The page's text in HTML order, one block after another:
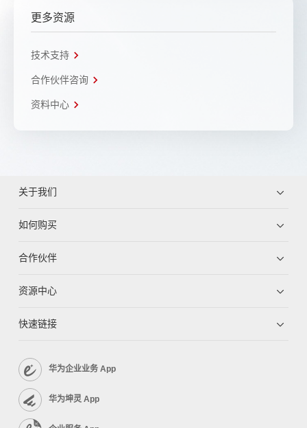
更多资源
技术支持
合作伙伴咨询
资料中心
关于我们
如何购买
合作伙伴
资源中心
快速链接
华为企业业务 App
华为坤灵 App